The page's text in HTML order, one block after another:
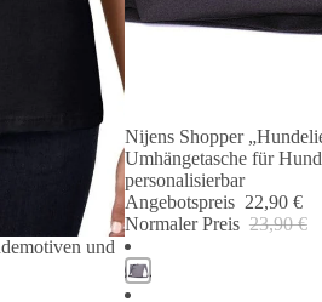
und
Angebot 🐾
Nijens Shopper
Umhängetasche für
personalisierbar
Angebotspreis 22,90 €
Normaler Preis 23,90 €